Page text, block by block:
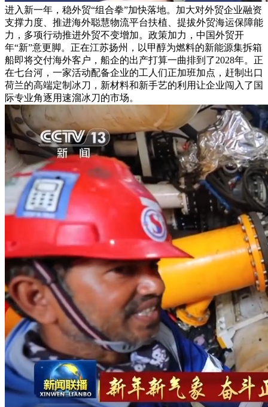
进入新一年，稳外贸“组合拳”加快落地。加大对外贸企业融资
支撑力度、推进海外聪慧物流平台扶植、提拔外贸海运保障能
力，多项行动推进外贸不变增加。政策加力，中国外贸开
年“新”意更脚。正在江苏扬州，以甲醇为燃料的新能源集拆箱
船即将交付海外客户，船企的出产打算一曲排到了2028年。正
在七台河，一家活动配备企业的工人们正加班加点，赶制出口
荷兰的高端定制冰刀，新材料和新手艺的利用让企业闯入了国
际专业角逐用速溜冰刀的市场。